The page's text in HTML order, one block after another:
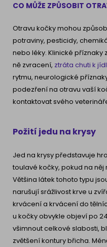
CO MŮŽE ZPŮSOBIT
Otravu kočky mohou
potraviny, pesticidy,
nebo léky. Klinické
ně zvracení, ztráta chuti k
rytmu, neurologické
podezření na otravu vaší
kontaktovat svého
Požití jedu na krysy
Jed na krysy představuje
toulavé kočky, pokud na
Většina látek tohoto typu
narušují srážlivost krve u
krvácení a krvácení do
u kočky obvykle objeví po
všimnout celkové slabosti,
zvětšení kontury břicha.